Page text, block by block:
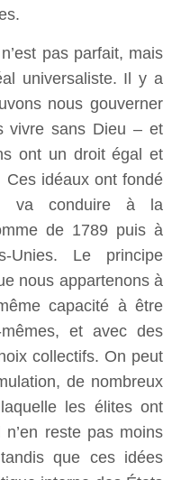
pas parfait, mais
universaliste. Il y a
nous gouverner
vivre sans Dieu – et
ont un droit égal et
Ces idéaux ont fondé
va conduire à la
de 1789 puis à
Unies. Le principe
nous appartenons à
capacité à être
et avec des
collectifs. On peut
de nombreux
les élites ont
reste pas moins
tandis que ces idées